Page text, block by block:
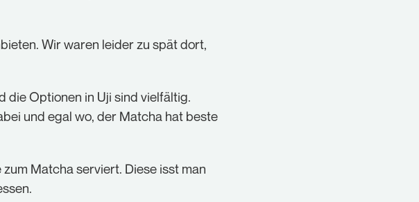
Wir waren leider zu spät dort,
die Optionen in Uji sind vielfältig.
und egal wo, der Matcha hat beste
Matcha serviert. Diese isst man